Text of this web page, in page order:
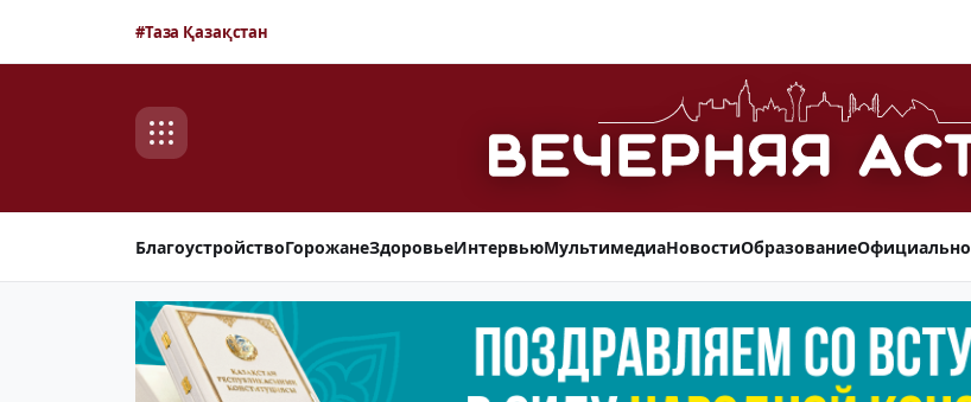
#Таза Қазақстан
БлагоустройствоГорожанеЗдоровьеИнтервьюМультимедиаНовостиОбразованиеОфициально